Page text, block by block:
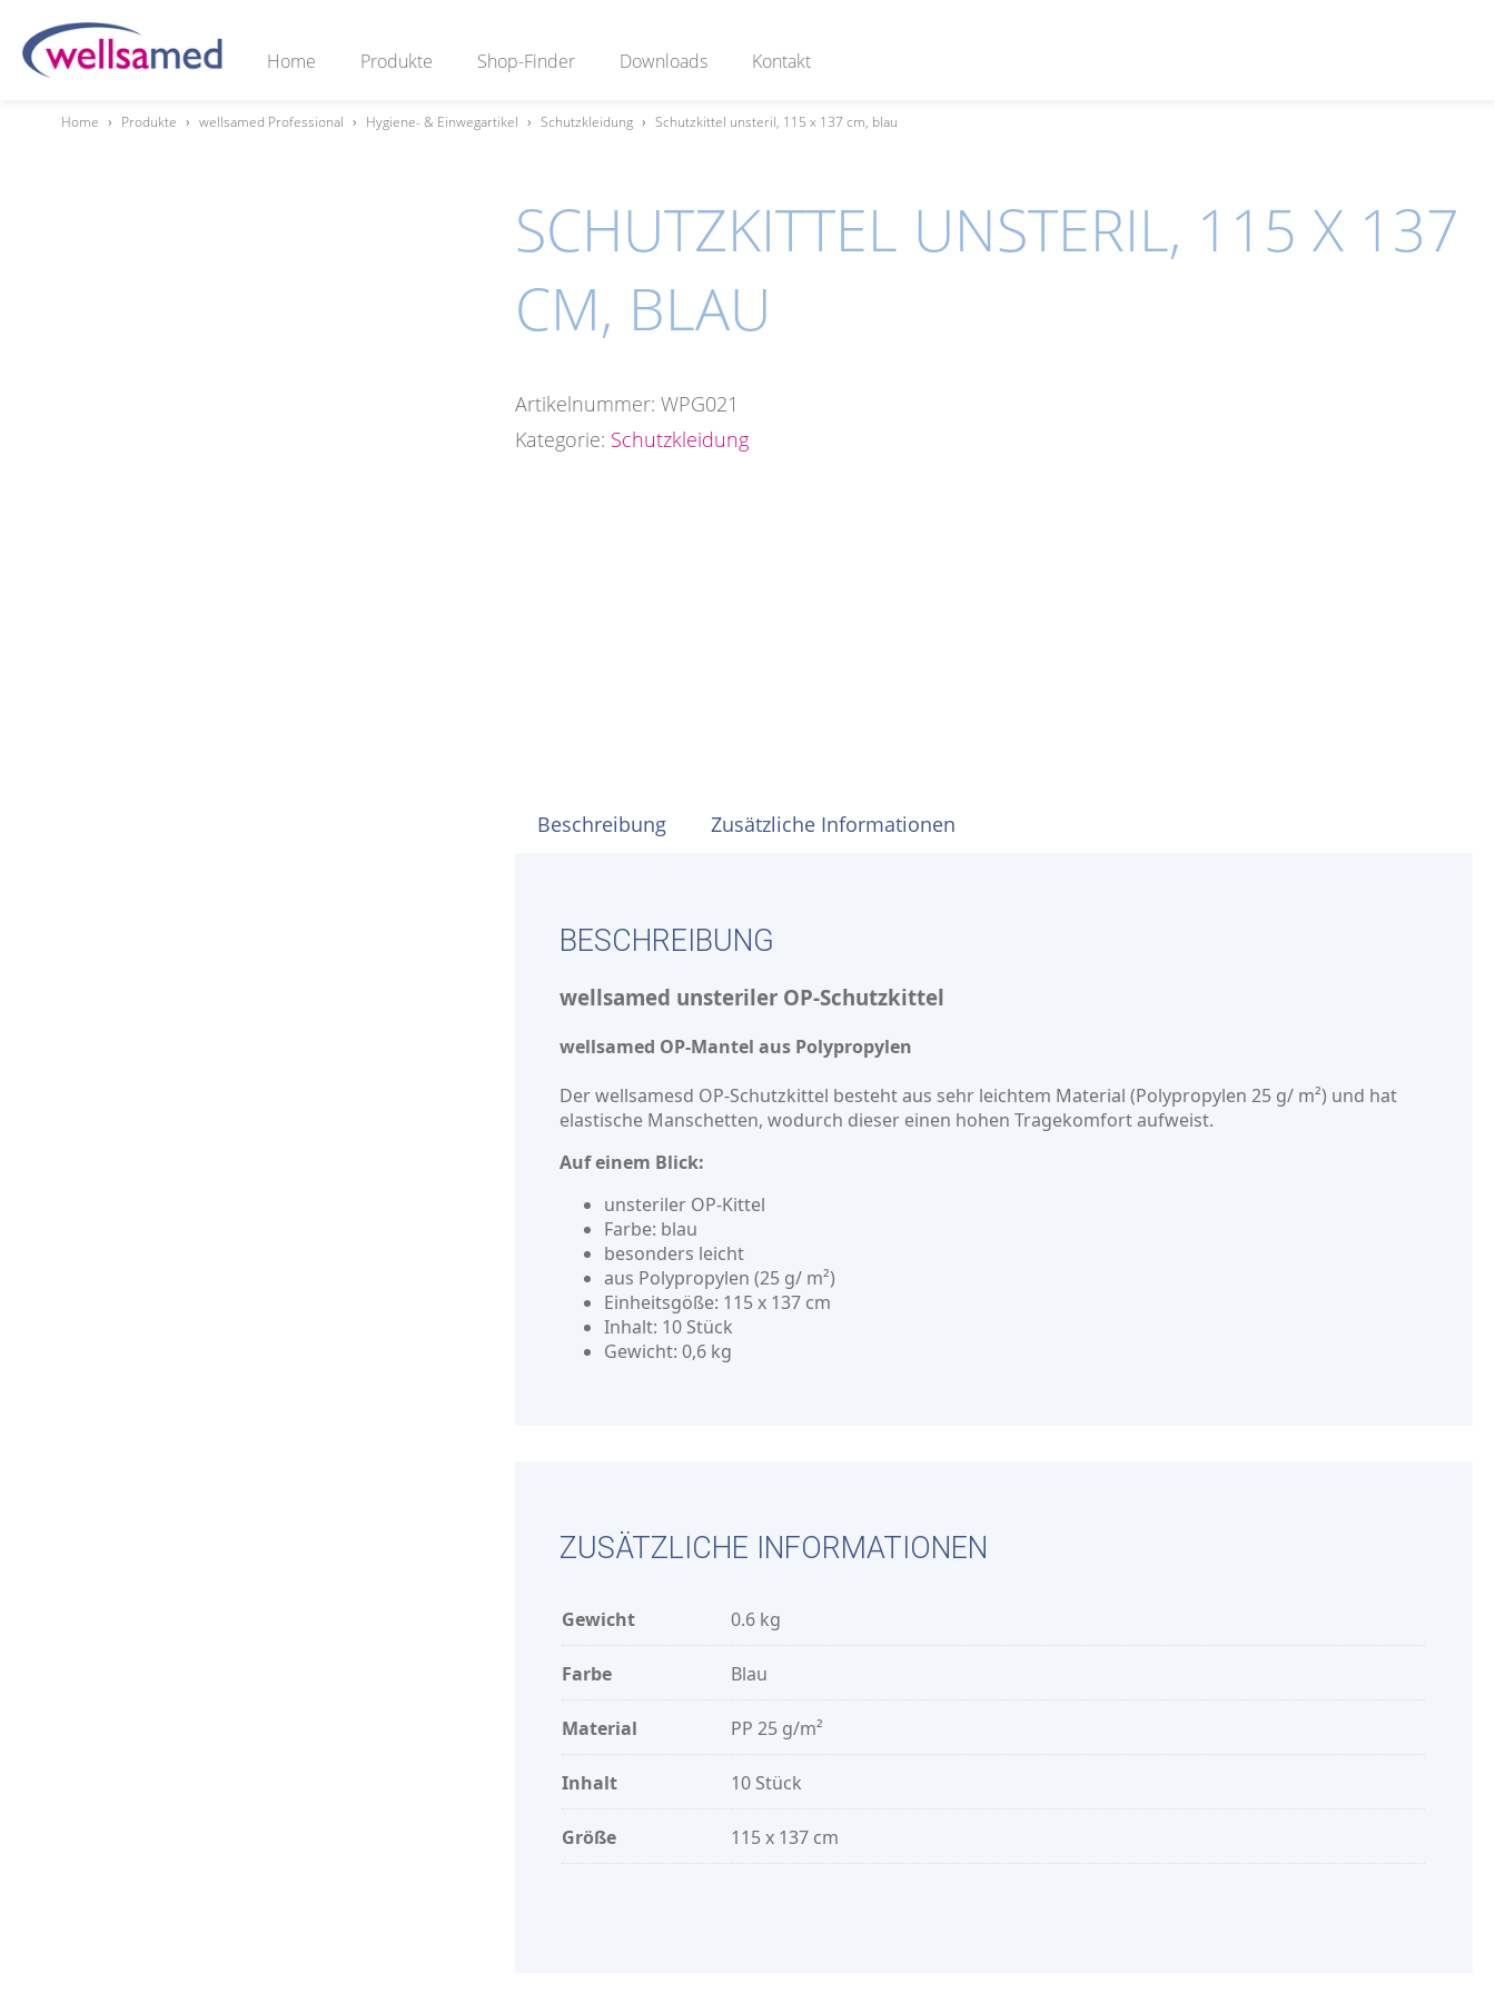
Home Produkte Shop-Finder Downloads Kontakt
Home › Produkte › wellsamed Professional › Hygiene- & Einwegartikel › Schutzkleidung › Schutzkittel unsteril, 115 x 137 cm, blau
SCHUTZKITTEL UNSTERIL, 115 X 137
CM, BLAU
Artikelnummer:WPG021
Kategorie: Schutzkleidung
Beschreibung Zusätzliche Informationen
BESCHREIBUNG
wellsamed unsteriler OP-Schutzkittel
wellsamed OP-Mantel aus Polypropylen
Der wellsamesd OP-Schutzkittel besteht aus sehr leichtem Material (Polypropylen 25 g/ m²) und hat
elastische Manschetten, wodurch dieser einen hohen Tragekomfort aufweist.
Auf einem Blick:
unsteriler OP-Kittel
Farbe: blau
besonders leicht
aus Polypropylen (25 g/ m²)
Einheitsgöße: 115 x 137 cm
Inhalt: 10 Stück
Gewicht: 0,6 kg
ZUSÄTZLICHE INFORMATIONEN
Gewicht 0.6 kg
Farbe Blau
Material PP 25 g/m²
Inhalt 10 Stück
Größe 115 x 137 cm